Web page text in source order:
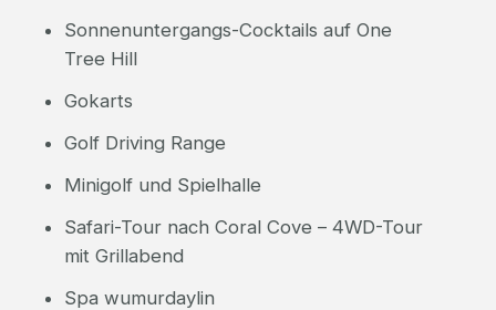
Sonnenuntergangs-Cocktails auf One
Tree Hill
Gokarts
Golf Driving Range
Minigolf und Spielhalle
Safari-Tour nach Coral Cove – 4WD-Tour
mit Grillabend
Spa wumurdaylin